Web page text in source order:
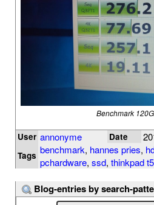
Benchmark
User annonyme Date
Tags benchmark, hannes pries,
pchardware, ssd, thinkpad
Blog-entries by search-